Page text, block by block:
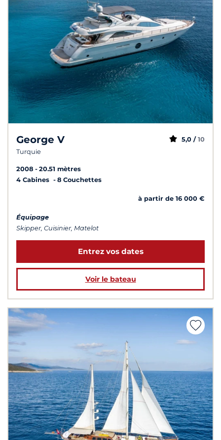
George V
Turquie
5,0 / 10
2008
20.51 mètres
4 Cabines
8 Couchettes
à partir de 16 000 €
Équipage
Skipper, Cuisinier, Matelot
Entrez vos dates
Voir le bateau